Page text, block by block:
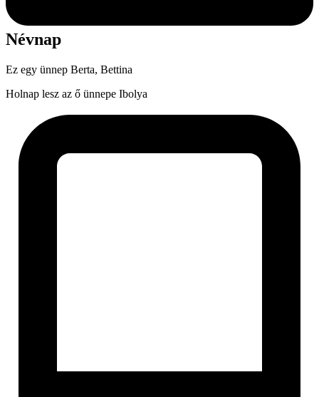
Névnap
Ez egy ünnep Berta, Bettina
Holnap lesz az ő ünnepe Ibolya